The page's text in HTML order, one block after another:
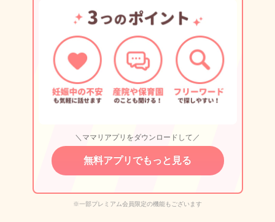
＼ママリアプリをダウンロードして／
無料アプリでもっと見る
※一部プレミアム会員限定の機能もございます